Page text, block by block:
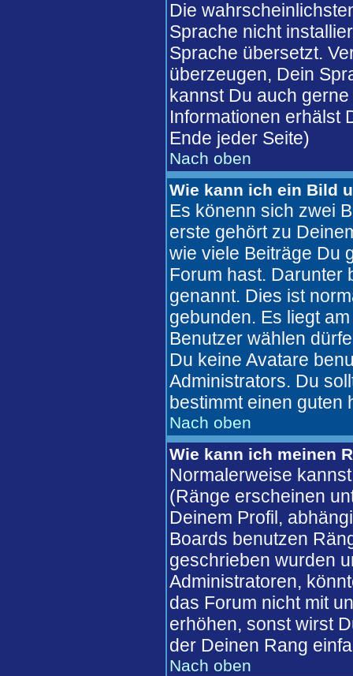
Die
Sprache nicht
Sprache übersetzt.
überzeugen, Dein
kannst Du auch
Informationen erhälst
Ende jeder Seite)
Nach oben
Wie kann ich ein Bild
Es könenn sich zwei
erste gehört zu
wie viele Beiträge Du
Forum hast. Darunter
genannt. Dies ist
gebunden. Es liegt
Benutzer wählen
Du keine Avatare
Administrators. Du
bestimmt einen guten
Nach oben
Wie kann ich meinen
Normalerweise
(Ränge erscheinen
Deinem Profil,
Boards benutzen
geschrieben wurden
Administratoren,
das Forum nicht mit
erhöhen, sonst wirst
der Deinen Rang
Nach oben